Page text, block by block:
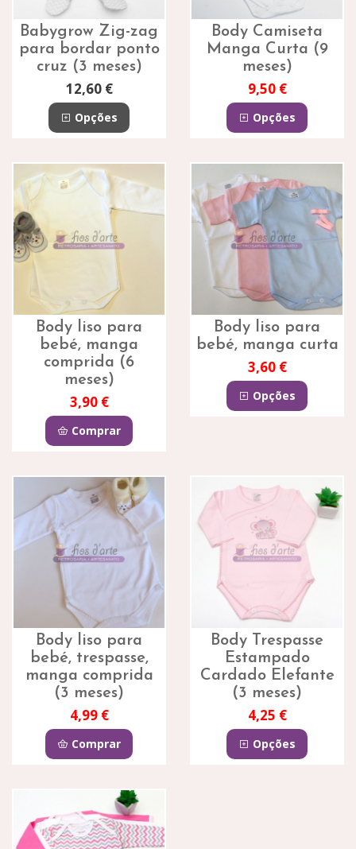
Babygrow Zig-zag
para bordar ponto
cruz (3 meses)
12,60 €
Opções
Body Camiseta
Manga Curta (9
meses)
9,50 €
Opções
Body liso para
bebé, manga
comprida (6
meses)
3,90 €
Comprar
Body liso para
bebé, manga curta
3,60 €
Opções
Body liso para
bebé, trespasse,
manga comprida
(3 meses)
4,99 €
Comprar
Body Trespasse
Estampado
Cardado Elefante
(3 meses)
4,25 €
Opções